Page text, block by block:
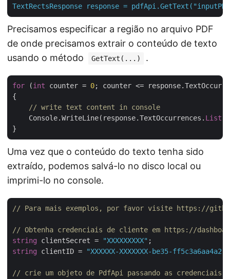
TextRectsResponse response =
Precisamos especificar a região no arquivo PDF
de onde precisamos extrair o conteúdo de texto
usando o método
GetText(...) .
for (int counter = 0; counter <=
{
// write text content in console
    Console.WriteLine(response.TextOccurrences.
List
Uma vez que o conteúdo do texto tenha sido
extraído, podemos salvá-lo no disco local ou
imprimi-lo no console.
// Para mais exemplos, por favor visite https://
// Obtenha credenciais de cliente em https://
string clientSecret = "XXXXXXXXX"
string clientID = "XXXXXX-XXXXXXX-be35-ff5c3a6aa4a2"
// crie um objeto de PdfApi passando as credenciais